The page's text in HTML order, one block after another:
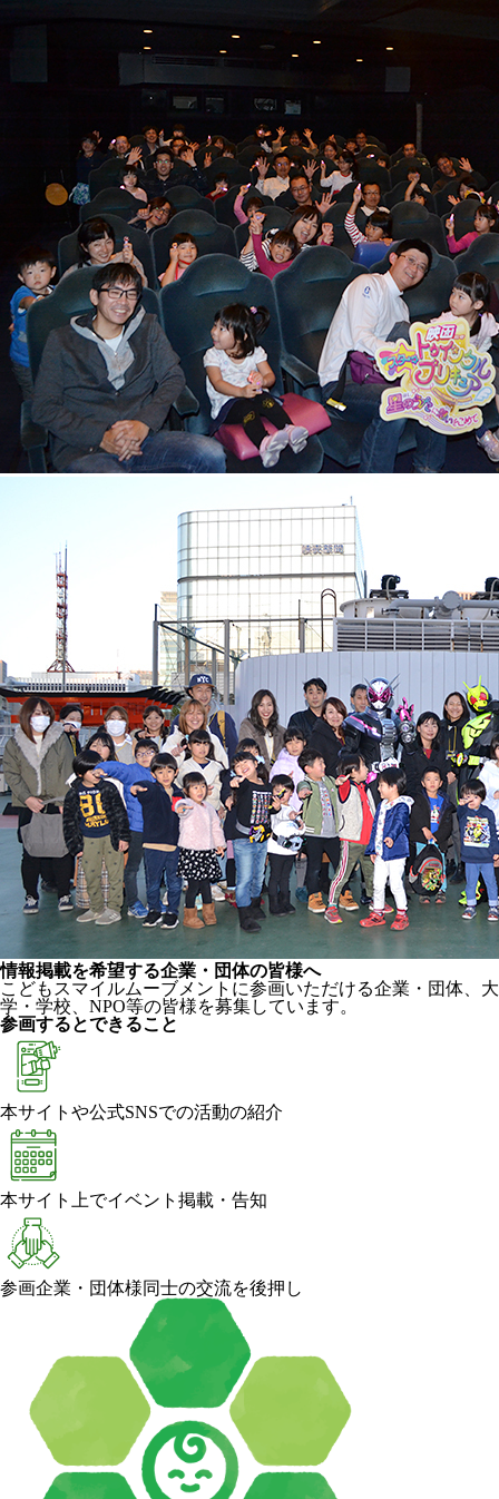
情報掲載を希望する企業・団体の皆様へ
こどもスマイルムーブメントに参画いただける企業・団体、大
学・学校、NPO等の皆様を募集しています。
参画するとできること
本サイトや公式SNSでの活動の紹介
本サイト上でイベント掲載・告知
参画企業・団体様同士の交流を後押し